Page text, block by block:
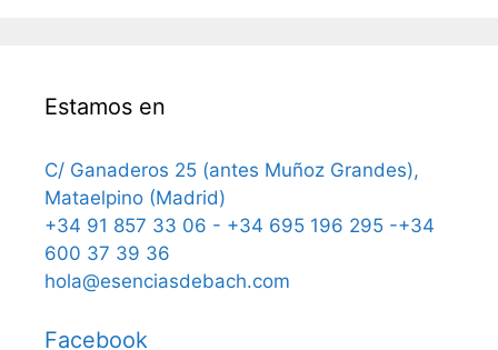
Estamos en
C/ Ganaderos 25 (antes Muñoz Grandes),
Mataelpino (Madrid)
+34 91 857 33 06 - +34 695 196 295 -+34
600 37 39 36
hola@esenciasdebach.com
Facebook